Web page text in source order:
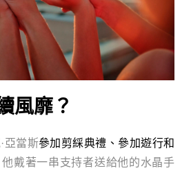
風靡？
亞當斯參加剪綵典禮、參加遊行和
他戴著一串支持者送給他的水晶手